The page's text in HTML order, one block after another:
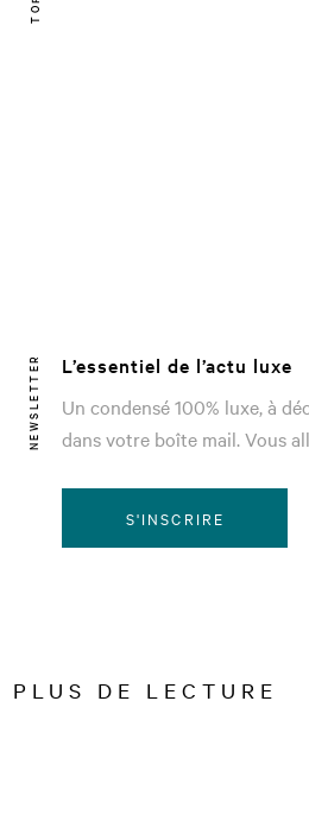
NEWSLETTER
L’essentiel de l’actu luxe
Un condensé 100% luxe, à
dans votre boîte mail. Vous
S'INSCRIRE
PLUS DE LECTURE